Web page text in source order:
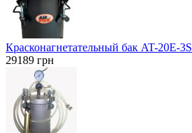
Красконагнетательный бак AT-20E-3S
29189 грн